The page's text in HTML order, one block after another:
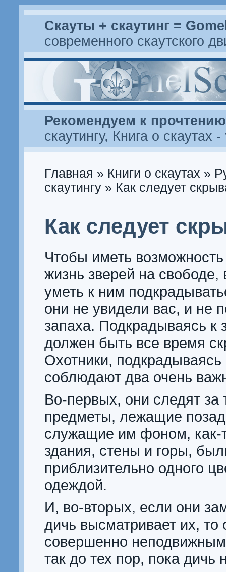
Скауты + скаутинг =
современного скаутского
Рекомендуем к прочтению
скаутингу, Книга о скаутах -
Главная » Книги о скаутах »
скаутингу » Как следует
Как следует
Чтобы иметь
жизнь зверей на
уметь к ним
они не увидели вас, и не
запаха. Подкрадываясь к
должен быть все время
Охотники, подкрадываясь
соблюдают два очень
Во-первых, они следят за
предметы, лежащие
служащие им фоном, как-
здания, стены и горы,
приблизительно одного
одеждой.
И, во-вторых, если они
дичь высматривает их, то
совершенно
так до тех пор, пока дичь